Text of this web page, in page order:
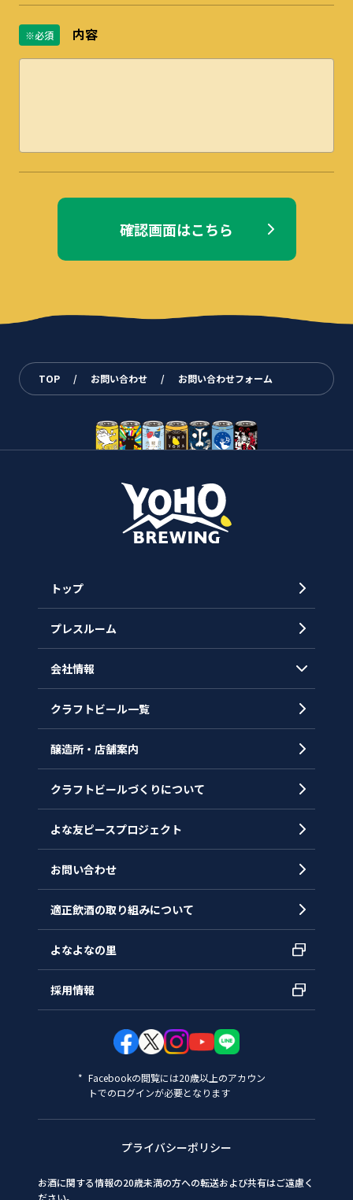
※必須 内容
確認画面はこちら
TOP / お問い合わせ / お問い合わせフォーム
トップ
プレスルーム
会社情報
会社概要
沿革
クラフトビール一覧
醸造所・店舗案内
クラフトビールづくりについて
よな友ピースプロジェクト
お問い合わせ
適正飲酒の取り組みについて
よなよなの里
採用情報
Facebookの閲覧には20歳以上のアカウン
トでのログインが必要となります
プライバシーポリシー
お酒に関する情報の20歳未満の方への転送および共有はご遠慮く
ださい。